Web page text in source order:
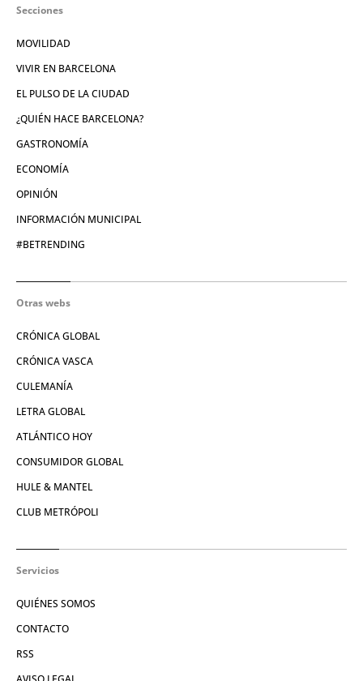
Secciones
MOVILIDAD
VIVIR EN BARCELONA
EL PULSO DE LA CIUDAD
¿QUIÉN HACE BARCELONA?
GASTRONOMÍA
ECONOMÍA
OPINIÓN
INFORMACIÓN MUNICIPAL
#BETRENDING
Otras webs
CRÓNICA GLOBAL
CRÓNICA VASCA
CULEMANÍA
LETRA GLOBAL
ATLÁNTICO HOY
CONSUMIDOR GLOBAL
HULE & MANTEL
CLUB METRÓPOLI
Servicios
QUIÉNES SOMOS
CONTACTO
RSS